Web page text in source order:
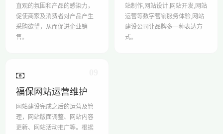
直观的氛围和产品的感染力，
促使商家及消费者对产品产生
采购欲望，从而促进企业销
售。
站制作,网站设计,网站开发,网站
运营等数字营销服务体验,网站
建设公司让品牌多一种表达方
式。
福保网站运营维护
网站建设完成之后的运营及管
理，网站版面调整、网站内容
更新、网站活动推广等。根据